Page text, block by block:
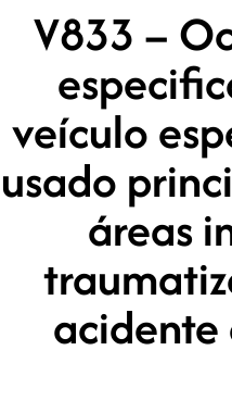
V833 –
veículo
usado
áreas